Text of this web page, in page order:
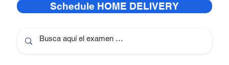
Schedule HOME DELIVERY